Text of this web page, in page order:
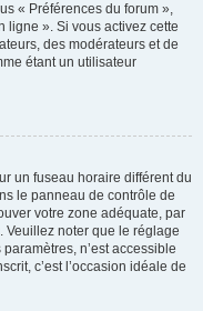
« Préférences du forum »,
ligne ». Si vous activez cette
des modérateurs et de
étant un utilisateur
un fuseau horaire différent du
le panneau de contrôle de
votre zone adéquate, par
Veuillez noter que le réglage
n’est accessible
c’est l’occasion idéale de